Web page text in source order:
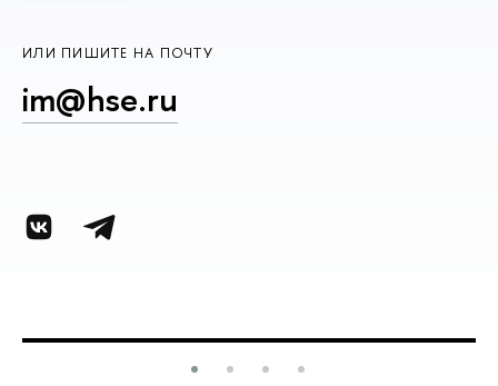
ИЛИ ПИШИТЕ НА ПОЧТУ
im@hse.ru